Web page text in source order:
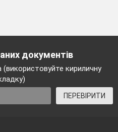
документів
кириличну
ПЕРЕВІРИТИ